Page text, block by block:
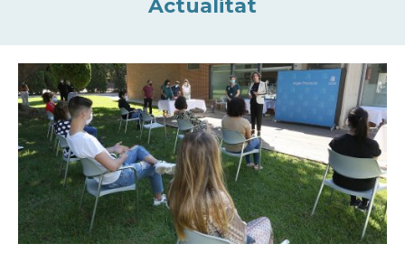
Actualitat